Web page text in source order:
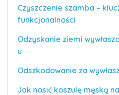
Czyszczenie szamba –
funkcjonalności
Odzyskanie ziemi
u
Odszkodowanie za
Jak nosić koszulę męską